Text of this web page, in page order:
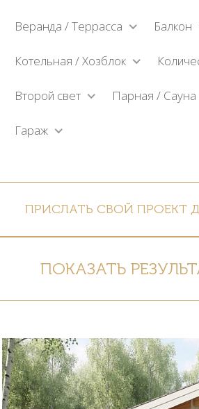
Веранда / Террасса Балкон
Котельная / Хозблок
Второй свет Парная / Сауна
Гараж
ПРИСЛАТЬ СВОЙ ПРОЕКТ